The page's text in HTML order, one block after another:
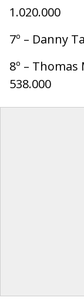
1.020.000
7º – Danny
8º –
538.000